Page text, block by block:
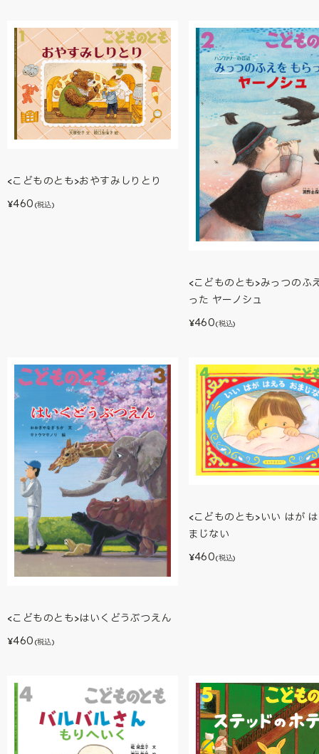
<こどものとも>おやすみしりとり
¥460 (税込)
<こどものとも>みっつのふ
った ヤーノシュ
¥460(税込)
<こどものとも>はいくどうぶつえん
¥460 (税込)
<こどものとも>いい はが
まじない
¥460(税込)